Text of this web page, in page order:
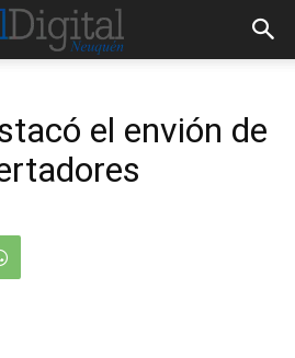
el envión de